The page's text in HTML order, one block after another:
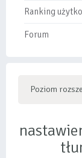
Ranking
Forum
Poziom